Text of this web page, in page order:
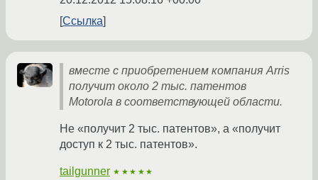
Ссылка
вместе с приобретением компания Arris
получит около 2 тыс. патентов
Motorola в соответствующей области.
Не «получит 2 тыс. патентов», а «получит
доступ к 2 тыс. патентов».
tailgunner ★★★★★